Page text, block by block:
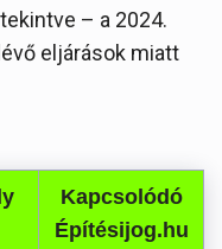
– a 2024.
eljárások miatt
Kapcsolódó
Építésijog.hu